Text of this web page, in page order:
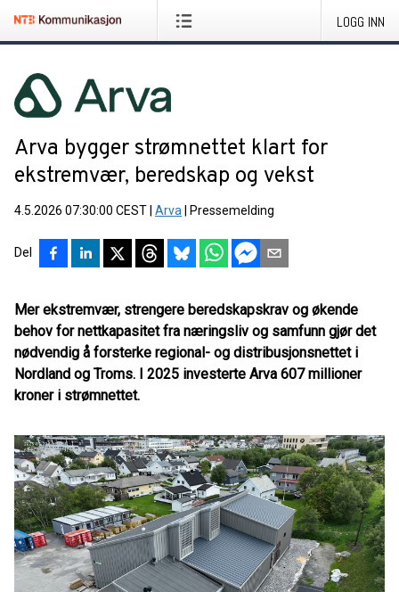
LOGG INN
Arva bygger strømnettet klart for
ekstremvær, beredskap og vekst
4.5.2026 07:30:00 CEST Arva Pressemelding
Del
Mer ekstremvær, strengere beredskapskrav og økende
behov for nettkapasitet fra næringsliv og samfunn gjør det
nødvendig å forsterke regional- og distribusjonsnettet i
Nordland og Troms. I 2025 investerte Arva 607 millioner
kroner i strømnettet.